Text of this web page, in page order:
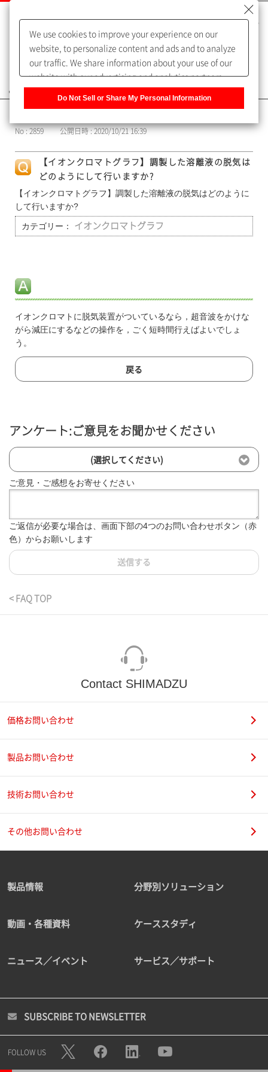
よくあるご質問（FAQ）
No : 2859 公開日時 : 2020/10/21 16:39
【イオンクロマトグラフ】調製した溶離液の脱気は
どのようにして行いますか?
【イオンクロマトグラフ】調製した溶離液の脱気はどのように
して行いますか?
カテゴリー： イオンクロマトグラフ
イオンクロマトに脱気装置がついているなら，超音波をかけな
がら減圧にするなどの操作を，ごく短時間行えばよいでしょ
う。
戻る
アンケート:ご意見をお聞かせください
(選択してください)
ご意見・ご感想をお寄せください
ご返信が必要な場合は、画面下部の4つのお問い合わせボタン（赤
色）からお願いします
送信する
< FAQ TOP
Contact SHIMADZU
価格お問い合わせ
製品お問い合わせ
技術お問い合わせ
その他お問い合わせ
製品情報 分野別ソリューション
動画・各種資料 ケーススタディ
ニュース／イベント サービス／サポート
SUBSCRIBE TO NEWSLETTER
FOLLOW US
We use cookies to improve your experience on our
website, to personalize content and ads and to analyze
our traffic. We share information about your use of our
website with our advertising and analytics partners,
of our sharing information about you with our partners.
Information] to customize your cookie settings on our
website.Privacy Policy
Do Not Sell or Share My Personal Information